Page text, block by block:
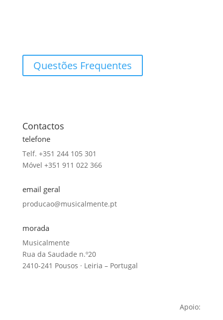
Questões Frequentes
Contactos
telefone
Telf. +351 244 105 301
Móvel +351 911 022 366
email geral
producao@musicalmente.pt
morada
Musicalmente
Rua da Saudade n.º20
2410-241 Pousos · Leiria – Portugal
Apoio: